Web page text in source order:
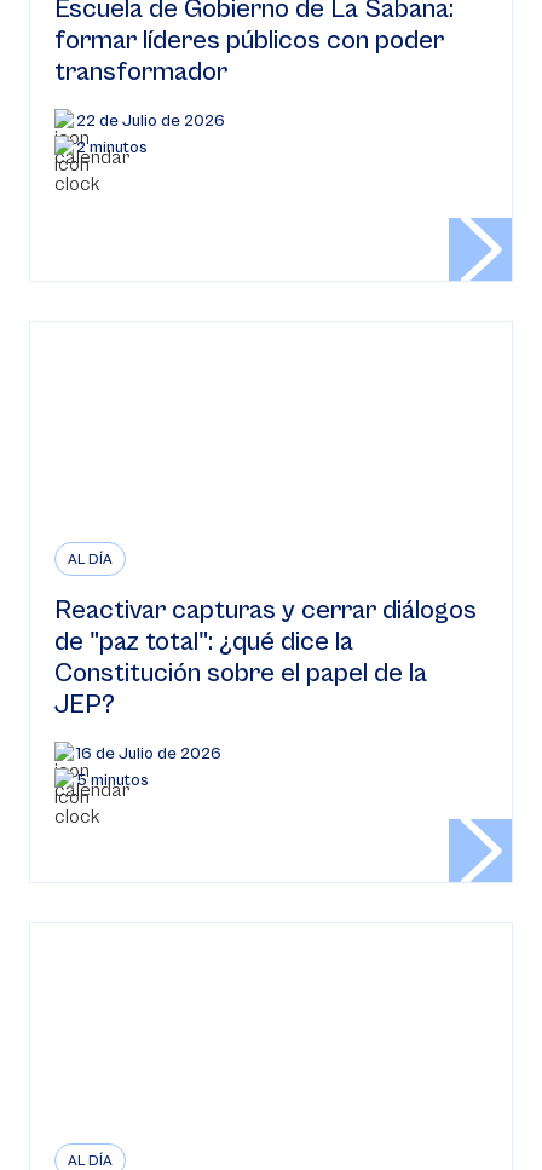
Escuela de Gobierno de La Sabana:
formar líderes públicos con poder
transformador
22 de Julio de 2026
2 minutos
AL DÍA
Reactivar capturas y cerrar diálogos
de "paz total": ¿qué dice la
Constitución sobre el papel de la
JEP?
16 de Julio de 2026
5 minutos
AL DÍA